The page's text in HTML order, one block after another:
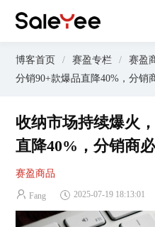
博客首页 / 赛盈专栏 / 赛盈
分销90+款爆品直降40%，分销
收纳市场持续爆火
直降40%，分销商
赛盈商品
Fang 2025-07-19 18:13:01